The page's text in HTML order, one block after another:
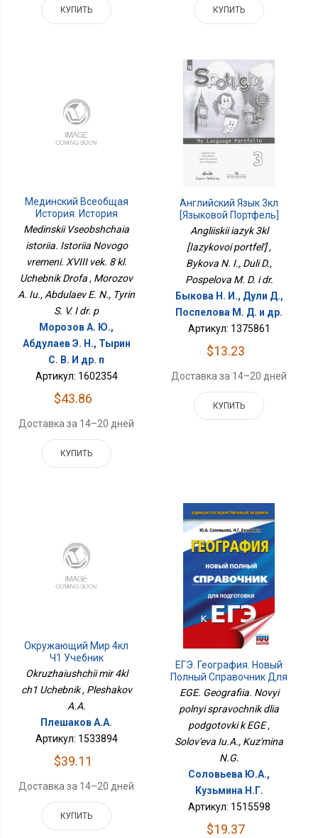
КУПИТЬ КУПИТЬ
Мединский Всеобщая
История. История
Нового Времени. XVIII
Дрофа
Medinskii Vseobshchaia
istoriia. Istoriia Novogo
vremeni. XVIII vek. 8 kl.
Uchebnik Drofa , Morozov
A. Iu., Abdulaev E. N., Tyrin
S. V. I dr. p
Морозов А. Ю.,
Абдулаев Э. Н., Тырин
С. В. И др. п
Артикул: 1602354
$43.86
Доставка за 14–20 дней
КУПИТЬ
Английский Язык 3кл
[Языковой Портфель]
Angliiskii iazyk 3kl
[Iazykovoi portfel'] ,
Bykova N. I., Duli D.,
Pospelova M. D. i dr.
Быкова Н. И., Дули Д.,
Поспелова М. Д. и др.
Артикул: 1375861
$13.23
Доставка за 14–20 дней
КУПИТЬ
Окружающий Мир 4кл
Ч1 Учебник
Okruzhaiushchii mir 4kl
ch1 Uchebnik , Pleshakov
A.A.
Плешаков А.А.
Артикул: 1533894
$39.11
Доставка за 14–20 дней
КУПИТЬ
ЕГЭ. География. Новый
Полный Справочник Для
Подготовки К ЕГЭ
EGE. Geografiia. Novyi
polnyi spravochnik dlia
podgotovki k EGE ,
Solov'eva Iu.A., Kuz'mina
N.G.
Соловьева Ю.А.,
Кузьмина Н.Г.
Артикул: 1515598
$19.37